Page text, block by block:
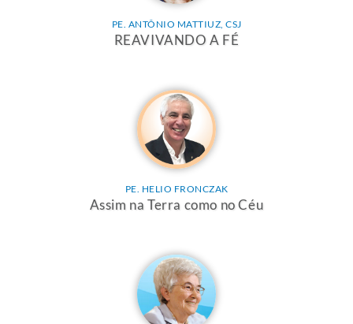
PE. ANTÔNIO MATTIUZ, CSJ
REAVIVANDO A FÉ
PE. HELIO FRONCZAK
Assim na Terra como no Céu